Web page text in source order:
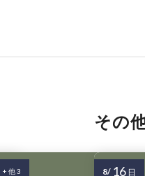
その
+ 他 3 8/ 16 日